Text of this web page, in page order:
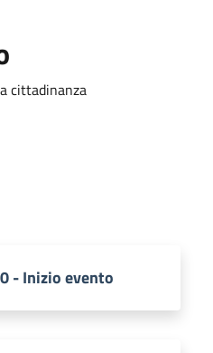
cittadinanza
- Inizio evento